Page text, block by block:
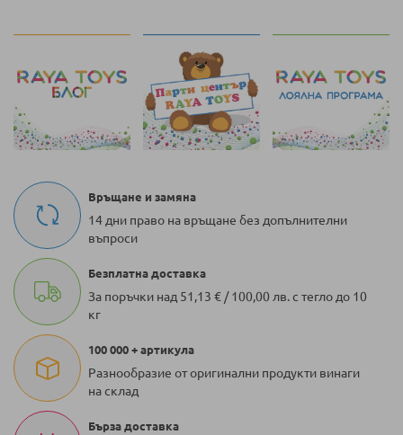
Връщане и замяна
14 дни право на връщане без допълнителни
въпроси
Безплатна доставка
За поръчки над 51,13 € / 100,00 лв. с тегло до 10
кг
100 000 + артикула
Разнообразие от оригинални продукти винаги
на склад
Бърза доставка